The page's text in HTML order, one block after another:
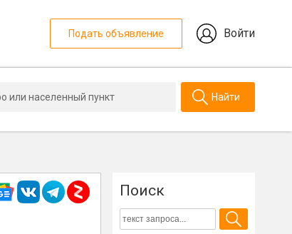
Подать объявление Войти
Найти
Поиск